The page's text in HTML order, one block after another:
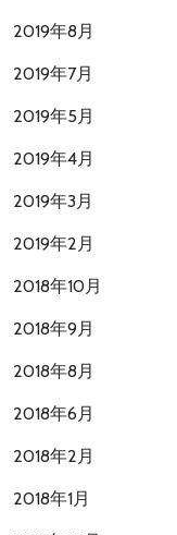
2019年8月
2019年7月
2019年5月
2019年4月
2019年3月
2019年2月
2018年10月
2018年9月
2018年8月
2018年6月
2018年2月
2018年1月